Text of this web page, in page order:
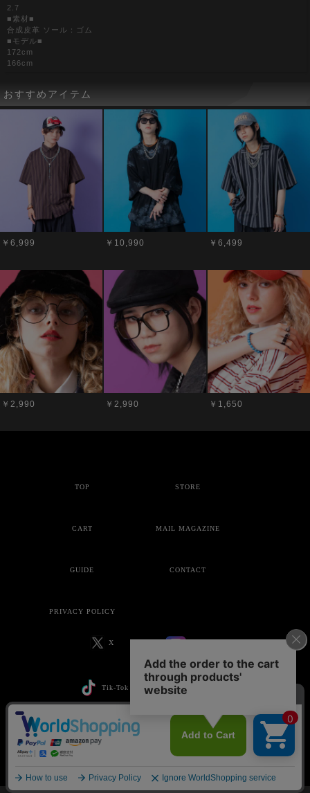
2.7
■素材■
合成皮革 ソール：ゴム
■モデル■
172cm
166cm
おすすめアイテム
￥6,999 ￥10,990 ￥6,499
￥2,990 ￥2,990 ￥1,650
TOP STORE
CART MAIL MAGAZINE
GUIDE CONTACT
PRIVACY POLICY
X
Tik-Tok
Copyright © ankoROCK all rights reserved.